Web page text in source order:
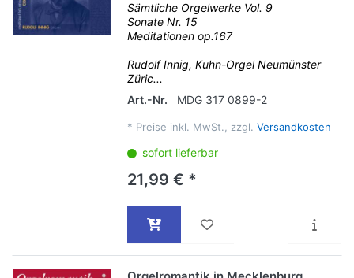
Sämtliche Orgelwerke Vol. 9
Sonate Nr. 15
Meditationen op.167
Rudolf Innig, Kuhn-Orgel Neumünster
Züric...
Art.-Nr.
MDG 317 0899-2
* Preise inkl. MwSt., zzgl. Versandkosten
sofort lieferbar
21,99 € *